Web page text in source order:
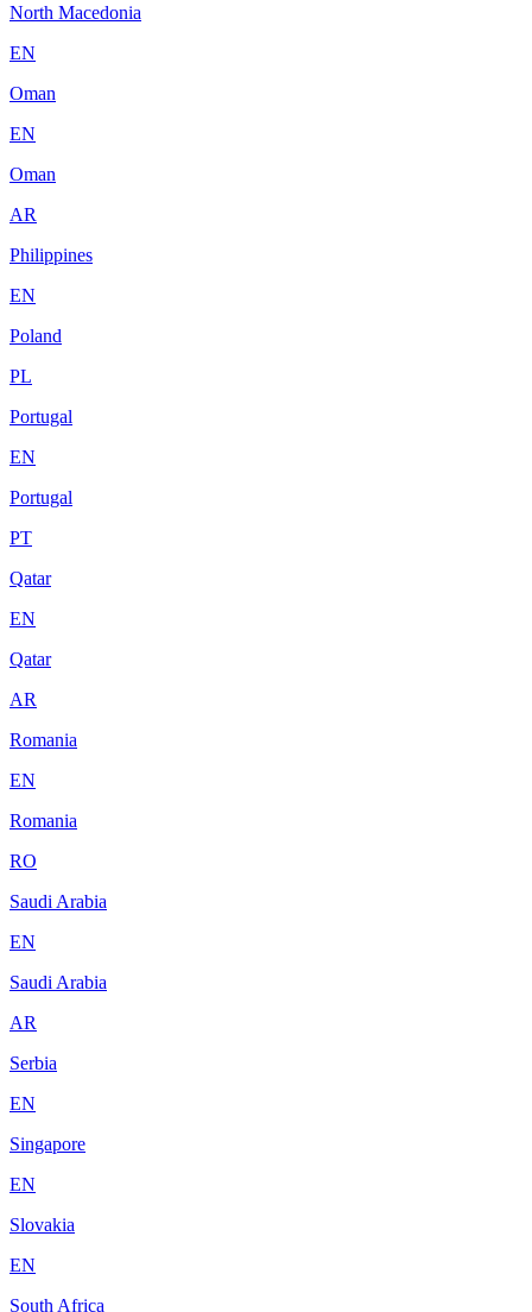
North Macedonia
EN
Oman
EN
Oman
AR
Philippines
EN
Poland
PL
Portugal
EN
Portugal
PT
Qatar
EN
Qatar
AR
Romania
EN
Romania
RO
Saudi Arabia
EN
Saudi Arabia
AR
Serbia
EN
Singapore
EN
Slovakia
EN
South Africa